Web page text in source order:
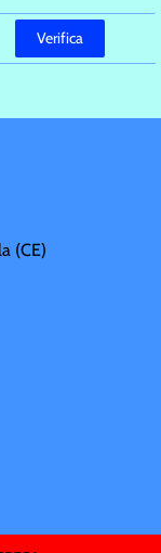
Verifica
(CE)